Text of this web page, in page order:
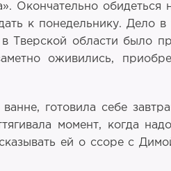
Окончательно обидеться
к понедельнику. Дело в
области было
оживились,
готовила себе
момент, когда
ей о ссоре с